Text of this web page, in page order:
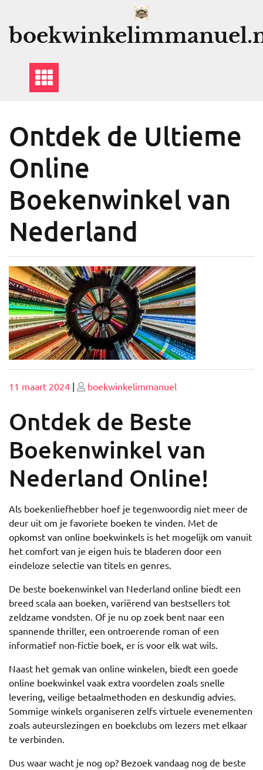
Ontdek de Ultieme
Online
Boekenwinkel van
Nederland
Geplaatst
11 maart 2024 | Geplaatst
boekwinkelimmanuel
Ontdek de Beste
Boekenwinkel van
Nederland Online!
Als boekenliefhebber hoef je tegenwoordig niet meer de
deur uit om je favoriete boeken te vinden. Met de
opkomst van online boekwinkels is het mogelijk om vanuit
het comfort van je eigen huis te bladeren door een
eindeloze selectie van titels en genres.
De beste boekenwinkel van Nederland online biedt een
breed scala aan boeken, variërend van bestsellers tot
zeldzame vondsten. Of je nu op zoek bent naar een
spannende thriller, een ontroerende roman of een
informatief non-fictie boek, er is voor elk wat wils.
Naast het gemak van online winkelen, biedt een goede
online boekwinkel vaak extra voordelen zoals snelle
levering, veilige betaalmethoden en deskundig advies.
Sommige winkels organiseren zelfs virtuele evenementen
zoals auteurslezingen en boekclubs om lezers met elkaar
te verbinden.
Dus waar wacht je nog op? Bezoek vandaag nog de beste